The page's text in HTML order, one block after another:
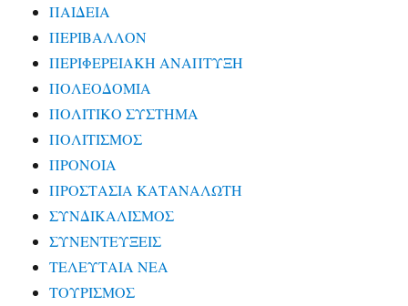
ΠΑΙΔΕΙΑ
ΠΕΡΙΒΑΛΛΟΝ
ΠΕΡΙΦΕΡΕΙΑΚΗ ΑΝΑΠΤΥΞΗ
ΠΟΛΕΟΔΟΜΙΑ
ΠΟΛΙΤΙΚΟ ΣΥΣΤΗΜΑ
ΠΟΛΙΤΙΣΜΟΣ
ΠΡΟΝΟΙΑ
ΠΡΟΣΤΑΣΙΑ ΚΑΤΑΝΑΛΩΤΗ
ΣΥΝΔΙΚΑΛΙΣΜΟΣ
ΣΥΝΕΝΤΕΥΞΕΙΣ
ΤΕΛΕΥΤΑΙΑ ΝΕΑ
ΤΟΥΡΙΣΜΟΣ